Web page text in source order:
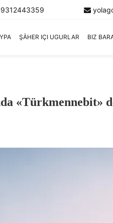
ŞÄHER IÇI UGURLAR BIZ
«Türkmennebit»